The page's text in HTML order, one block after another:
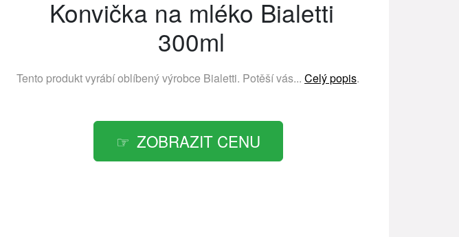
Konvička na mléko Bialetti
300ml
Tento produkt vyrábí oblíbený výrobce Bialetti. Potěší vás... Celý popis.
ZOBRAZIT CENU